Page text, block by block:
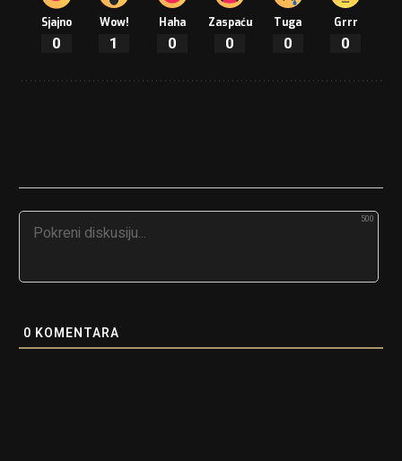
Sjajno
0
Wow!
1
Haha
0
Zaspaću
0
Tuga
0
Grrr
0
500
0 KOMENTARA